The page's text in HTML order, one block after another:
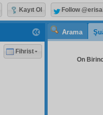
Arama
On
Fihrist
Kayıt Ol Follow